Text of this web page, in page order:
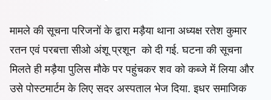
मामले की सूचना परिजनों के द्वारा मड़ैया थाना अध्यक्ष रतेश कुमार
रतन एवं परबत्ता सीओ अंशू प्रशून को दी गई. घटना की सूचना
मिलते ही मड़ैया पुलिस मौके पर पहुंचकर शव को कब्जे में लिया और
उसे पोस्टमार्टम के लिए सदर अस्पताल भेज दिया. इधर समाजिक